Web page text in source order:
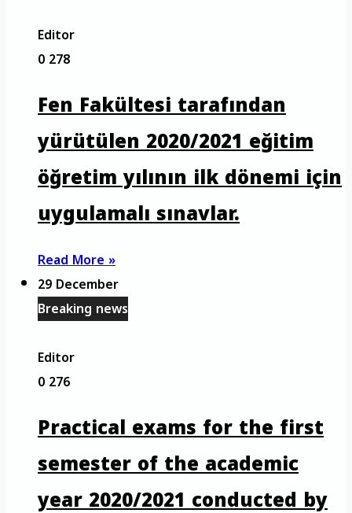
Editor
0278
Fen Fakültesi tarafından
yürütülen 2020/2021 eğitim
öğretim yılının ilk dönemi için
uygulamalı sınavlar.
Read More »
29 December
Breaking news
Editor
0276
Practical exams for the first
semester of the academic
year 2020/2021 conducted by